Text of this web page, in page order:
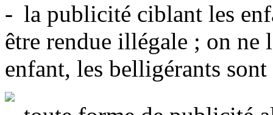
la publicité ciblant les
être rendue illégale ; on ne
enfant, les belligérants